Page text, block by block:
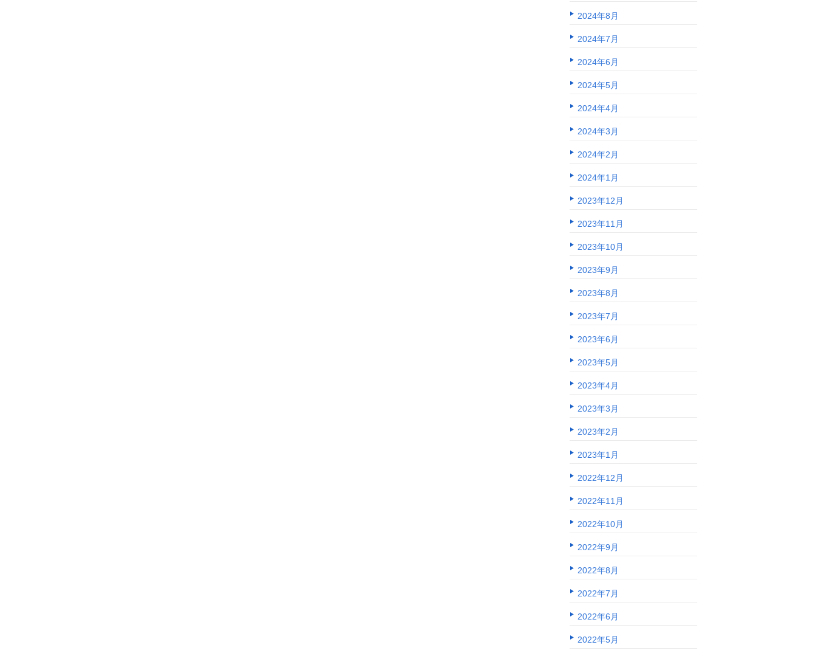
2024年8月
2024年7月
2024年6月
2024年5月
2024年4月
2024年3月
2024年2月
2024年1月
2023年12月
2023年11月
2023年10月
2023年9月
2023年8月
2023年7月
2023年6月
2023年5月
2023年4月
2023年3月
2023年2月
2023年1月
2022年12月
2022年11月
2022年10月
2022年9月
2022年8月
2022年7月
2022年6月
2022年5月